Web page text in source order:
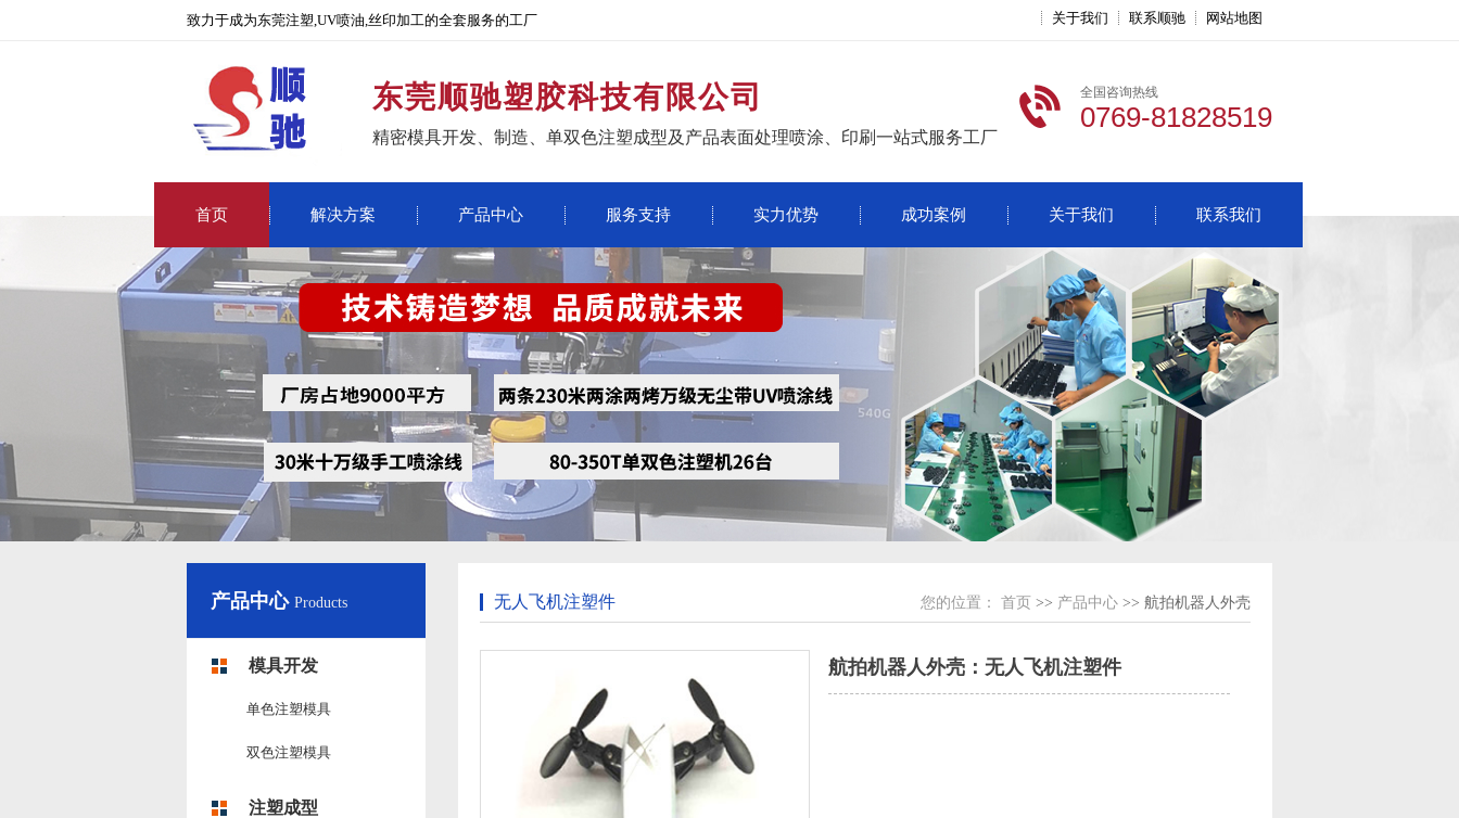
致力于成为东莞注塑,UV喷油,丝印加工的全套服务的工厂 关于我们 联系顺驰 网站地图
东莞顺驰塑胶科技有限公司
精密模具开发、制造、单双色注塑成型及产品表面处理喷涂、印刷一站式服务工厂
全国咨询热线
0769-81828519
首页 解决方案 产品中心 服务支持 实力优势 成功案例 关于我们 联系我们
产品中心 Products
模具开发
单色注塑模具
双色注塑模具
注塑成型
无人飞机注塑件 您的位置： 首页 >> 产品中心 >> 航拍机器人外壳
航拍机器人外壳：无人飞机注塑件